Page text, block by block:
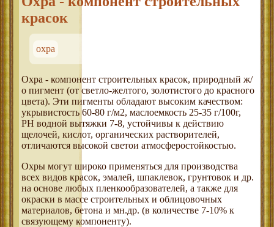
красок
охра
Охра - компонент строительных красок, природный ж/
о пигмент (от светло-желтого, золотистого до красного
цвета). Эти пигменты обладают высоким качеством:
укрывистость 60-80 г/м2, маслоемкость 25-35 г/100г,
РН водной вытяжки 7-8, устойчивы к действию
щелочей, кислот, органических растворителей,
отличаются высокой светои атмосферостойкостью.
Охры могут широко применяться для производства
всех видов красок, эмалей, шпаклевок, грунтовок и др.
на основе любых пленкообразователей, а также для
окраски в массе строительных и облицовочных
материалов, бетона и мн.др. (в количестве 7-10% к
связующему компоненту).